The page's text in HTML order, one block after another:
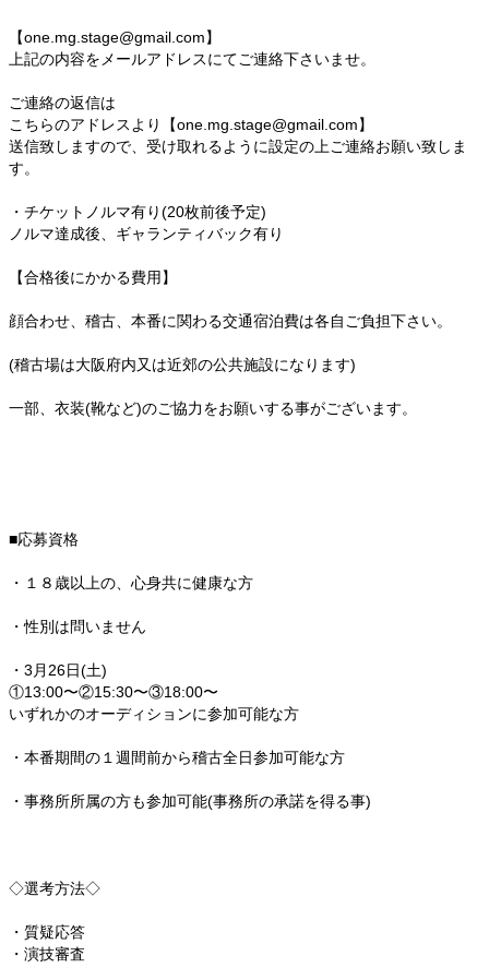
【one.mg.stage@gmail.com】
上記の内容をメールアドレスにてご連絡下さいませ。
ご連絡の返信は
こちらのアドレスより【one.mg.stage@gmail.com】
送信致しますので、受け取れるように設定の上ご連絡お願い致しま
す。
・チケットノルマ有り(20枚前後予定)
ノルマ達成後、ギャランティバック有り
【合格後にかかる費用】
顔合わせ、稽古、本番に関わる交通宿泊費は各自ご負担下さい。
(稽古場は大阪府内又は近郊の公共施設になります)
一部、衣装(靴など)のご協力をお願いする事がございます。
■応募資格
・１８歳以上の、心身共に健康な方
・性別は問いません
・3月26日(土)
①13:00〜②15:30〜③18:00〜
いずれかのオーディションに参加可能な方
・本番期間の１週間前から稽古全日参加可能な方
・事務所所属の方も参加可能(事務所の承諾を得る事)
◇選考方法◇
・質疑応答
・演技審査